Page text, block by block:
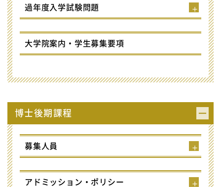
過年度入学試験問題
大学院案内・学生募集要項
博士後期課程
募集人員
アドミッション・ポリシー